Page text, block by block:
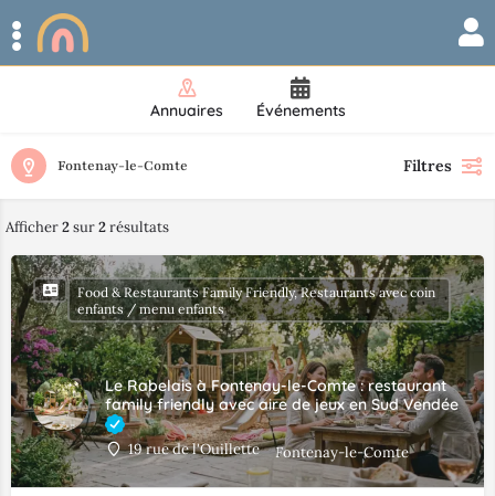
Annuaires Événements
Fontenay-le-Comte Filtres
Afficher2sur2résultats
Le Rabelais à Fontenay-le-Comte : restaurant
family friendly avec aire de jeux en Sud Vendée
19 rue de l'Ouillette Fontenay-le-Comte
Food & Restaurants Family Friendly, Restaurants avec coin
enfants / menu enfants